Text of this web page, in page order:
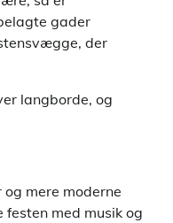
gader
der
langborde, og
mere moderne
med musik og